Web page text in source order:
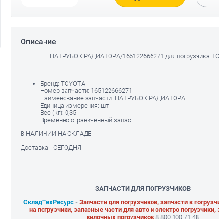
КОЛЕСО/A431070 для
руб.
РЕМКОМПЛЕКТ ПРОКЛАДОК
20 158
18 829 руб.
Описание
ПАТРУБОК РАДИАТОРА/165122666271 для погрузчика
Бренд: TOYOTA
Номер запчасти: 165122666271
Наименование запчасти: ПАТРУБОК РАДИАТОРА
Единица измерения: шт
Вес (кг): 0,35
Временно ограниченный запас
В НАЛИЧИИ НА СКЛАДЕ!
Доставка - СЕГОДНЯ!
ЗАПЧАСТИ ДЛЯ ПОГРУЗЧИКОВ
СкладТехРесурс- Запчасти для погрузчиков, запчасти к
на погрузчики, запасные части для авто и электро погрузчики,
вилочных погрузчиков 8 800 100 71 48